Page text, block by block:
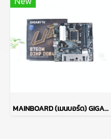
MAINBOARD (เมนบอร์ด) GIGABYTE B760M D3HP DDR4 P17722